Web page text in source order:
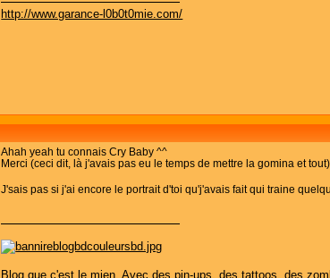
http://www.garance-l0b0t0mie.com/
Ahah yeah tu connais Cry Baby ^^
Merci (ceci dit, là j'avais pas eu le temps de mettre la gomina et tout).
J'sais pas si j'ai encore le portrait d'toi qu'j'avais fait qui traine
Blog que c'est le mien. Avec des pin-ups, des tattoos, des